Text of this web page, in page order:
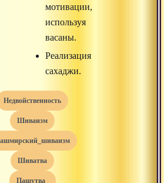
мотивации,
используя
васаны.
Реализация
сахаджи.
недвойственность
шиваизм
кашмирский_шиваизм
шиватва
Пашутва_